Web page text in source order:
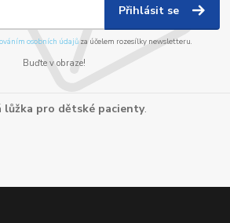
Přihlásit se
osobních údajůza účelem rozesílky newsletteru.
Buďte v obraze!
lůžka pro dětské pacienty.